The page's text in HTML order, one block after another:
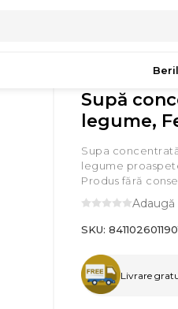
Supă concentrată de legume,
Supă
legume,
Supa
legume
Produs fără
Adaugă
SKU:
Livrare